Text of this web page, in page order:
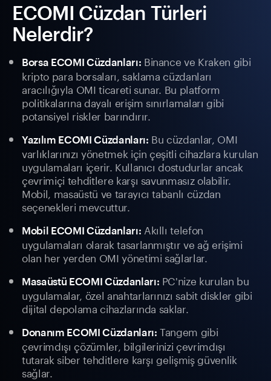
ECOMI Cüzdan Türleri
Nelerdir?
Borsa ECOMI Cüzdanları: Binance ve Kraken gibi
kripto para borsaları, saklama cüzdanları
aracılığıyla OMI ticareti sunar. Bu platform
politikalarına dayalı erişim sınırlamaları gibi
potansiyel riskler barındırır.
Yazılım ECOMI Cüzdanları: Bu cüzdanlar, OMI
varlıklarınızı yönetmek için çeşitli cihazlara kurulan
uygulamaları içerir. Kullanıcı dostudurlar ancak
çevrimiçi tehditlere karşı savunmasız olabilir.
Mobil, masaüstü ve tarayıcı tabanlı cüzdan
seçenekleri mevcuttur.
Mobil ECOMI Cüzdanları: Akıllı telefon
uygulamaları olarak tasarlanmıştır ve ağ erişimi
olan her yerden OMI yönetimi sağlarlar.
Masaüstü ECOMI Cüzdanları: PC'nize kurulan bu
uygulamalar, özel anahtarlarınızı sabit diskler gibi
dijital depolama cihazlarında saklar.
Donanım ECOMI Cüzdanları: Tangem gibi
çevrimdışı çözümler, bilgilerinizi çevrimdışı
tutarak siber tehditlere karşı gelişmiş güvenlik
sağlar.